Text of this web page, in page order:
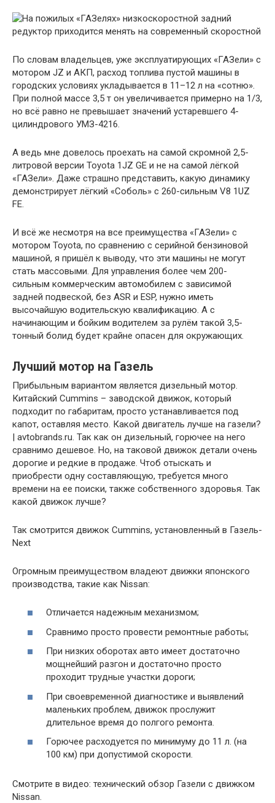
По словам владельцев, уже эксплуатирующих «ГАЗели» с
мотором JZ и АКП, расход топлива пустой машины в
городских условиях укладывается в 11–12 л на «сотню».
При полной массе 3,5 т он увеличивается примерно на 1/3,
но всё равно не превышает значений устаревшего 4-
цилиндрового УМЗ-4216.
А ведь мне довелось проехать на самой скромной 2,5-
литровой версии Toyota 1JZ GE и не на самой лёгкой
«ГАЗели». Даже страшно представить, какую динамику
демонстрирует лёгкий «Соболь» с 260-сильным V8 1UZ
FE.
И всё же несмотря на все преимущества «ГАЗели» с
мотором Toyota, по сравнению с серийной бензиновой
машиной, я пришёл к выводу, что эти машины не могут
стать массовыми. Для управления более чем 200-
сильным коммерческим автомобилем с зависимой
задней подвеской, без ASR и ESP, нужно иметь
высочайшую водительскую квалификацию. А с
начинающим и бойким водителем за рулём такой 3,5-
тонный болид будет крайне опасен для окружающих.
Лучший мотор на Газель
Прибыльным вариантом является дизельный мотор.
Китайский Cummins – заводской движок, который
подходит по габаритам, просто устанавливается под
капот, оставляя место. Какой двигатель лучше на газели?
| avtobrands.ru. Так как он дизельный, горючее на него
сравнимо дешевое. Но, на таковой движок детали очень
дорогие и редкие в продаже. Чтоб отыскать и
приобрести одну составляющую, требуется много
времени на ее поиски, также собственного здоровья. Так
какой движок лучше?
Так смотрится движок Cummins, установленный в Газель-
Next
Огромным преимуществом владеют движки японского
производства, такие как Nissan:
Отличается надежным механизмом;
Сравнимо просто провести ремонтные работы;
При низких оборотах авто имеет достаточно
мощнейший разгон и достаточно просто
проходит трудные участки дороги;
При своевременной диагностике и выявлений
маленьких проблем, движок прослужит
длительное время до полгого ремонта.
Горючее расходуется по минимуму до 11 л. (на
100 км) при допустимой скорости.
Смотрите в видео: технический обзор Газели с движком
Nissan.